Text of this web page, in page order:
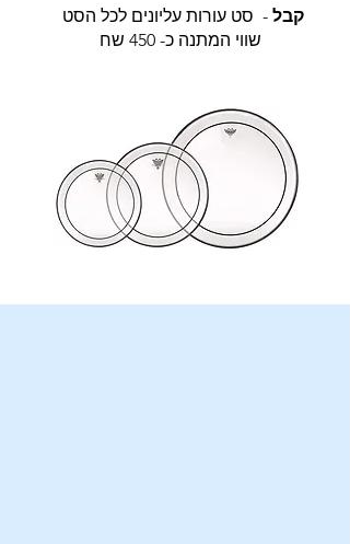
קבל - סט עורות עליונים לכל הסט
שווי המתנה כ- 450 שח